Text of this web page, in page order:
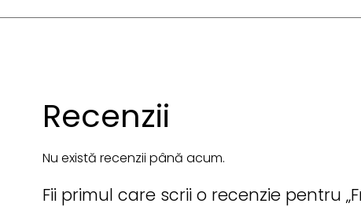
Recenzii
Nu există recenzii până acum.
Fii primul care scrii o recenzie pentru